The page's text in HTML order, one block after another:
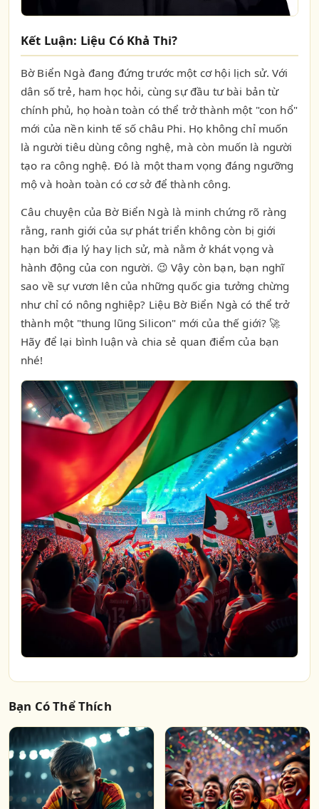
Kết Luận: Liệu Có Khả Thi?
Bờ Biển Ngà đang đứng trước một cơ hội lịch sử. Với
dân số trẻ, ham học hỏi, cùng sự đầu tư bài bản từ
chính phủ, họ hoàn toàn có thể trở thành một "con hổ"
mới của nền kinh tế số châu Phi. Họ không chỉ muốn
là người tiêu dùng công nghệ, mà còn muốn là người
tạo ra công nghệ. Đó là một tham vọng đáng ngưỡng
mộ và hoàn toàn có cơ sở để thành công.
Câu chuyện của Bờ Biển Ngà là minh chứng rõ ràng
rằng, ranh giới của sự phát triển không còn bị giới
hạn bởi địa lý hay lịch sử, mà nằm ở khát vọng và
hành động của con người. 😉 Vậy còn bạn, bạn nghĩ
sao về sự vươn lên của những quốc gia tưởng chừng
như chỉ có nông nghiệp? Liệu Bờ Biển Ngà có thể trở
thành một "thung lũng Silicon" mới của thế giới? 🚀
Hãy để lại bình luận và chia sẻ quan điểm của bạn
nhé!
Bạn Có Thể Thích